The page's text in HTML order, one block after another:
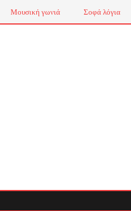
Μουσική γωνιά Σοφά λόγια